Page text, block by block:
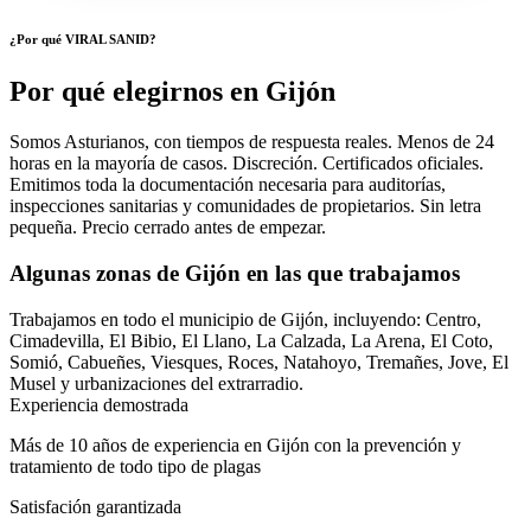
¿Por qué VIRAL SANID?
Por qué elegirnos en Gijón
Somos Asturianos, con tiempos de respuesta reales. Menos de 24
horas en la mayoría de casos. Discreción. Certificados oficiales.
Emitimos toda la documentación necesaria para auditorías,
inspecciones sanitarias y comunidades de propietarios. Sin letra
pequeña. Precio cerrado antes de empezar.
Algunas zonas de Gijón en las que trabajamos
Trabajamos en todo el municipio de Gijón, incluyendo: Centro,
Cimadevilla, El Bibio, El Llano, La Calzada, La Arena, El Coto,
Somió, Cabueñes, Viesques, Roces, Natahoyo, Tremañes, Jove, El
Musel y urbanizaciones del extrarradio.
Experiencia demostrada
Más de 10 años de experiencia en Gijón con la prevención y
tratamiento de todo tipo de plagas
Satisfación garantizada